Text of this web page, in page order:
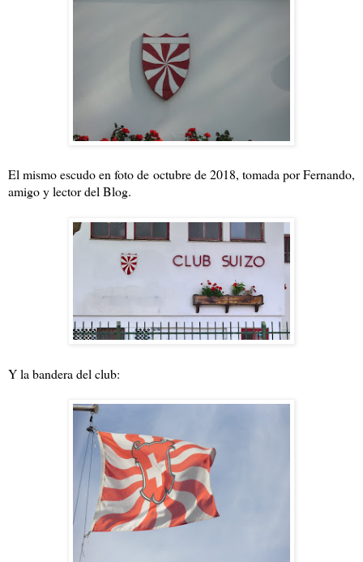
El mismo escudo en foto de octubre de 2018, tomada por Fernando,
amigo y lector del Blog.
Y la bandera del club: